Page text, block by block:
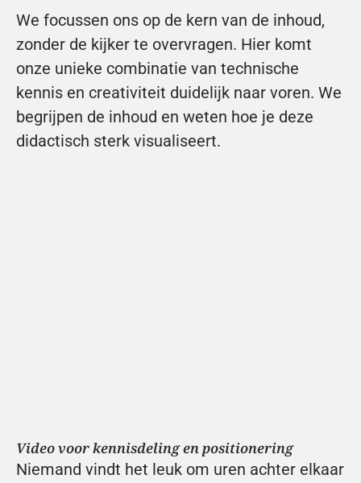
We focussen ons op de kern van de inhoud,
zonder de kijker te overvragen. Hier komt
onze unieke combinatie van technische
kennis en creativiteit duidelijk naar voren. We
begrijpen de inhoud en weten hoe je deze
didactisch sterk visualiseert.
Video voor kennisdeling en positionering
Niemand vindt het leuk om uren achter elkaar